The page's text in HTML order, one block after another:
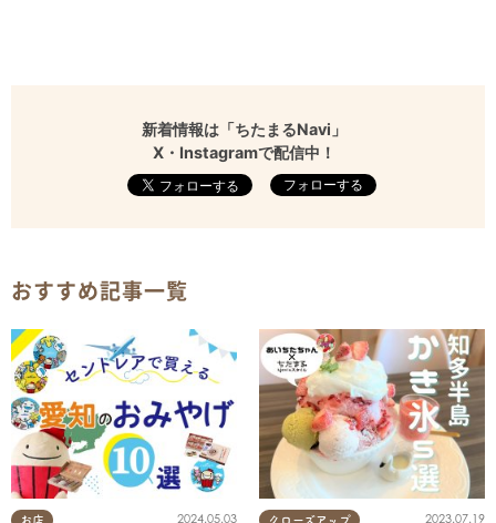
新着情報は「ちたまるNavi」
X・Instagramで配信中！
フォローする
おすすめ記事一覧
2024.05.03 2023.07.19